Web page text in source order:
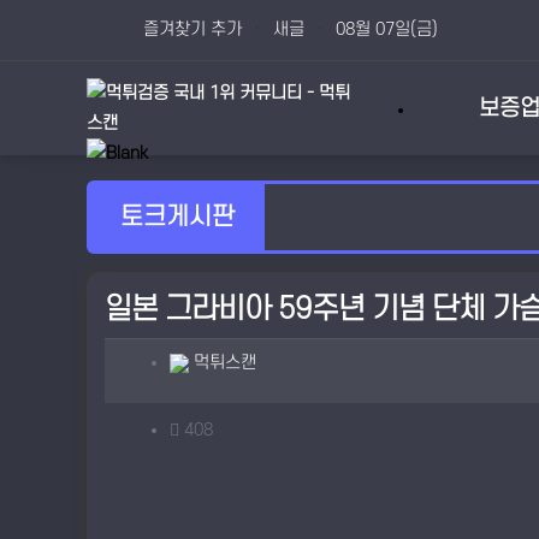
즐겨찾기 추가 새글 08월 07일(금)
메인 메뉴보증
토크게시판
일본 그라비아 59주년 기념 단체 가
작성자 정보
먹튀스캔
컨텐츠 정보
408조회